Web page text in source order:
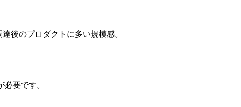
後のプロダクトに多い規模感。
要です。